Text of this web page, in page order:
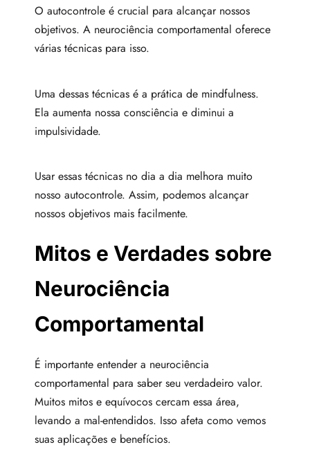
O autocontrole é crucial para alcançar nossos
objetivos. A neurociência comportamental oferece
várias técnicas para isso.
Uma dessas técnicas é a prática de mindfulness.
Ela aumenta nossa consciência e diminui a
impulsividade.
Usar essas técnicas no dia a dia melhora muito
nosso autocontrole. Assim, podemos alcançar
nossos objetivos mais facilmente.
Mitos e Verdades sobre
Neurociência
Comportamental
É importante entender a neurociência
comportamental para saber seu verdadeiro valor.
Muitos mitos e equívocos cercam essa área,
levando a mal-entendidos. Isso afeta como vemos
suas aplicações e benefícios.